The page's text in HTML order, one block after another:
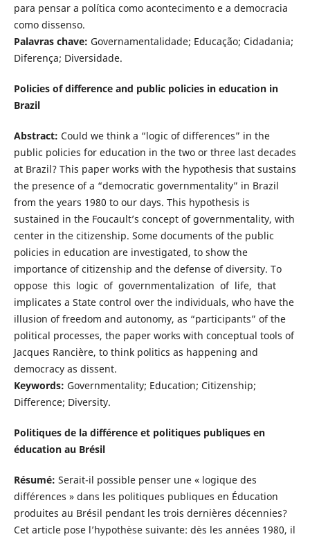
para pensar a política como acontecimento e a democracia
como dissenso.
Palavras chave: Governamentalidade; Educação; Cidadania;
Diferença; Diversidade.
Policies of difference and public policies in education in
Brazil
Abstract: Could we think a “logic of differences” in the
public policies for education in the two or three last decades
at Brazil? This paper works with the hypothesis that sustains
the presence of a “democratic governmentality” in Brazil
from the years 1980 to our days. This hypothesis is
sustained in the Foucault’s concept of governmentality, with
center in the citizenship. Some documents of the public
policies in education are investigated, to show the
importance of citizenship and the defense of diversity. To
oppose this logic of governmentalization of life, that
implicates a State control over the individuals, who have the
illusion of freedom and autonomy, as “participants” of the
political processes, the paper works with conceptual tools of
Jacques Rancière, to think politics as happening and
democracy as dissent.
Keywords: Governmentality; Education; Citizenship;
Difference; Diversity.
Politiques de la différence et politiques publiques en
éducation au Brésil
Résumé: Serait-il possible penser une « logique des
différences » dans les politiques publiques en Éducation
produites au Brésil pendant les trois dernières décennies?
Cet article pose l’hypothèse suivante: dès les années 1980, il